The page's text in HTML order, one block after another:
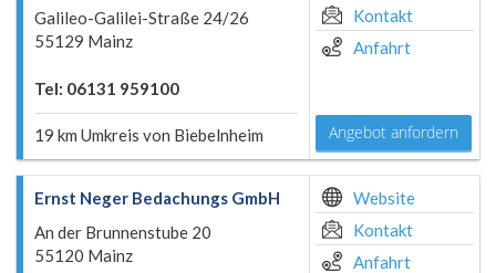
Galileo-Galilei-Straße 24/26
55129 Mainz
Tel: 06131 959100
19 km Umkreis von Biebelnheim
Kontakt
Anfahrt
Angebot anfordern
Ernst Neger Bedachungs GmbH
An der Brunnenstube 20
55120 Mainz
Website
Kontakt
Anfahrt